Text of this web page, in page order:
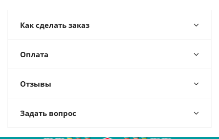
Как сделать заказ
Оплата
Отзывы
Задать вопрос